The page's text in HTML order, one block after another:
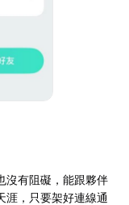
沒有阻礙，能跟夥伴
涯，只要架好連線通